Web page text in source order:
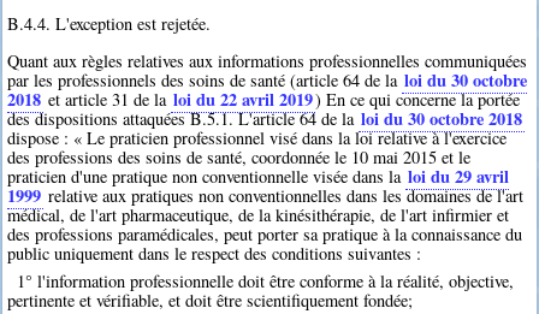
B.4.4. L'exception est rejetée.
Quant aux règles relatives aux informations professionnelles communiquées
par les professionnels des soins de santé (article 64 de la loi du 30 octobre
2018 et article 31 de la loi du 22 avril 2019) En ce qui concerne la portée
des dispositions attaquées B.5.1. L'article 64 de la loi du 30 octobre 2018
dispose : « Le praticien professionnel visé dans la loi relative à l'exercice
des professions des soins de santé, coordonnée le 10 mai 2015 et le
praticien d'une pratique non conventionnelle visée dans la loi du 29 avril
1999 relative aux pratiques non conventionnelles dans les domaines de l'art
médical, de l'art pharmaceutique, de la kinésithérapie, de l'art infirmier et
des professions paramédicales, peut porter sa pratique à la connaissance du
public uniquement dans le respect des conditions suivantes :
1° l'information professionnelle doit être conforme à la réalité, objective,
pertinente et vérifiable, et doit être scientifiquement fondée;